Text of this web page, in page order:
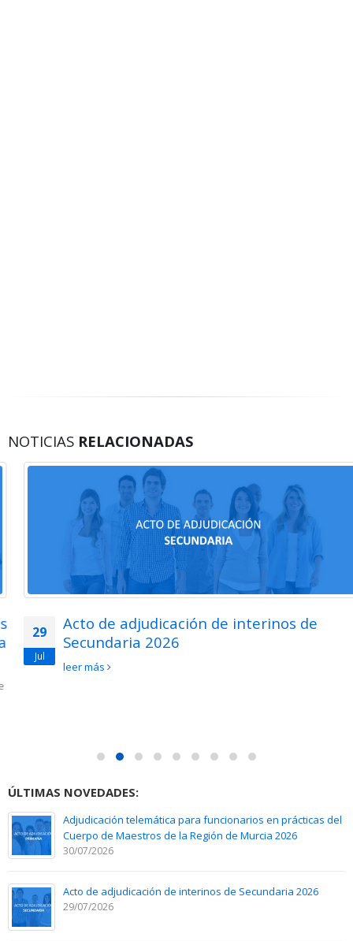
NOTICIAS RELACIONADAS
Acto de adjudicación de interinos de
Secundaria 2026
leer más
ÚLTIMAS NOVEDADES:
Adjudicación telemática para funcionarios en prácticas del
Cuerpo de Maestros de la Región de Murcia 2026
30/07/2026
Acto de adjudicación de interinos de Secundaria 2026
29/07/2026